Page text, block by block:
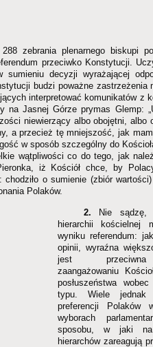
zebrania plenarnego biskupi
przeciwko Konstytucji.
decyzji wyrażającej
budzi poważne zastrzeżenia
interpretować komunikatów z
na Jasnej Górze prymas Glemp:
niewierzący albo obojętni, albo
a przecież tę mniejszość, jak
w sposób szczególny do
wątpliwości co do tego, jak
iż Kościół chce, by
o sumienie (zbiór
Polaków.
2. Nie sądzę,
hierarchii kościelnej
wyniku referendum:
opinii, wyraźna
jest przeciwna
zaangażowaniu
posłuszeństwa
typu. Wiele
preferencji Polaków
wyborach
sposobu, w jaki
hierarchów zareagują